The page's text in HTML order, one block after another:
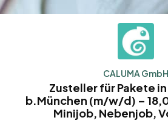
CALUMA GmbH
Zusteller für Pakete
b.München (m/w/d) –
Minijob, Nebenjob,